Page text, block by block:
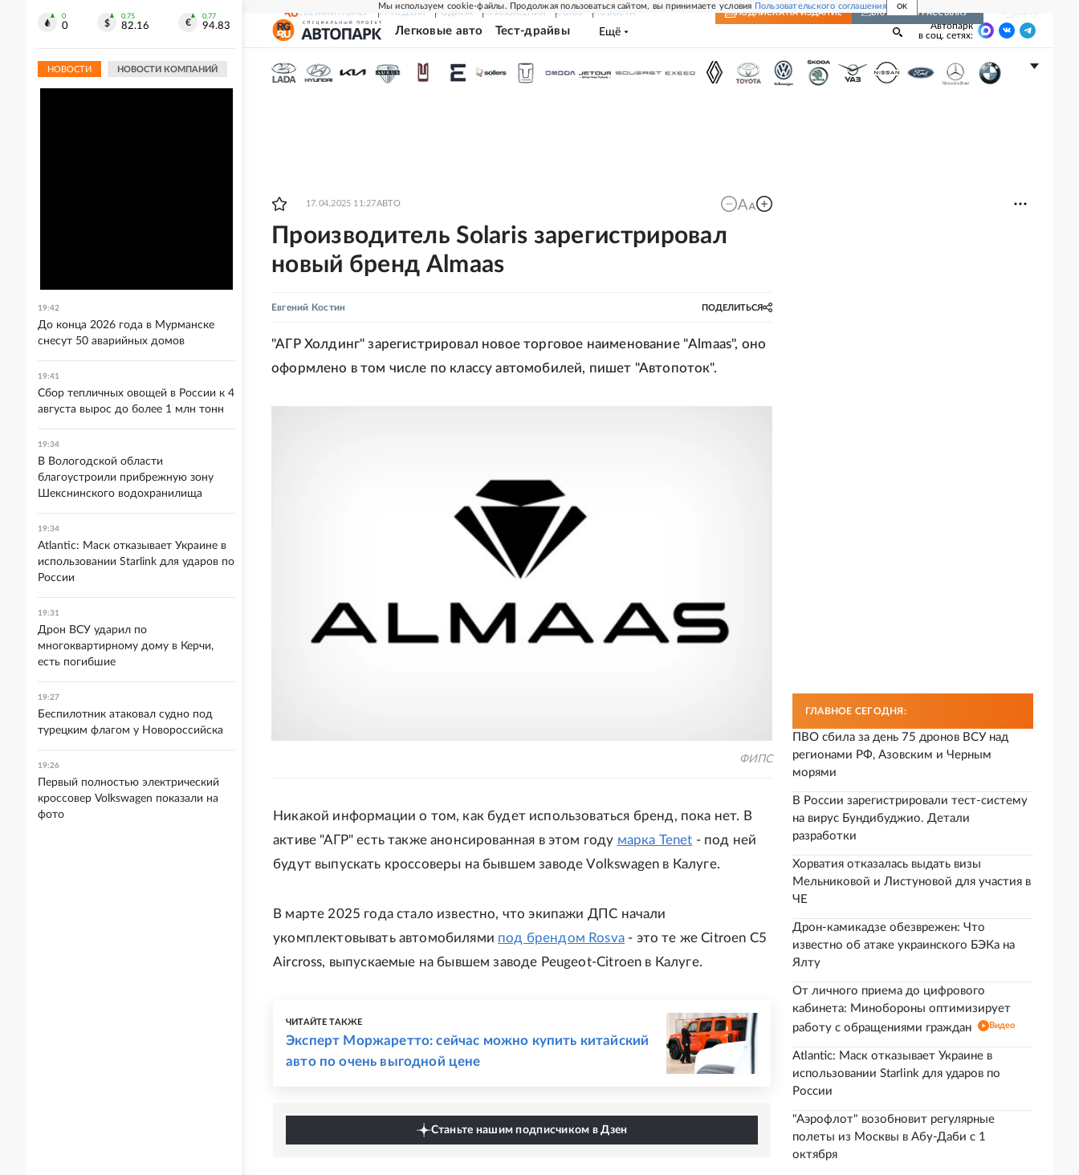
Мы используем cookie-файлы. Продолжая пользоваться сайтом, вы принимаете условия Пользовательского соглашения OK
СВЕЖИЙ НОМЕР РГ-НЕДЕЛЯ РОДИНА ПРИЛОЖЕНИЯ СОЮЗ НОВОСТИ ПОДПИСКА НА ИЗДАНИЕ ВКЛЮЧИТЬ РАССЫЛКУ
Легковые авто Тест-драйвы Ещё
Автопарк
в соц. сетях:
17.04.2025 11:27АВТО
Производитель Solaris зарегистрировал
новый бренд Almaas
Евгений Костин ПОДЕЛИТЬСЯ
"АГР Холдинг" зарегистрировал новое торговое наименование "Almaas", оно
оформлено в том числе по классу автомобилей, пишет "Автопоток".
ФИПС
Никакой информации о том, как будет использоваться бренд, пока нет. В
активе "АГР" есть также анонсированная в этом году марка Tenet - под ней
будут выпускать кроссоверы на бывшем заводе Volkswagen в Калуге.
В марте 2025 года стало известно, что экипажи ДПС начали
укомплектовывать автомобилями под брендом Rosva - это те же Citroen C5
Aircross, выпускаемые на бывшем заводе Peugeot-Citroen в Калуге.
ЧИТАЙТЕ ТАКЖЕ
Эксперт Моржаретто: сейчас можно купить китайский
авто по очень выгодной цене
Станьте нашим подписчиком в Дзен
ГЛАВНОЕ СЕГОДНЯ:
ПВО сбила за день 75 дронов ВСУ над
регионами РФ, Азовским и Черным
морями
В России зарегистрировали тест-систему
на вирус Бундибуджио. Детали
разработки
Хорватия отказалась выдать визы
Мельниковой и Листуновой для участия в
ЧЕ
Дрон-камикадзе обезврежен: Что
известно об атаке украинского БЭКа на
Ялту
От личного приема до цифрового
кабинета: Минобороны оптимизирует
работу с обращениями граждан
Видео
Atlantic: Маск отказывает Украине в
использовании Starlink для ударов по
России
"Аэрофлот" возобновит регулярные
полеты из Москвы в Абу-Даби с 1
октября
0
0
0.75
82.16
0.77
94.83
НОВОСТИ НОВОСТИ КОМПАНИЙ
19:42
До конца 2026 года в Мурманске
снесут 50 аварийных домов
19:41
Сбор тепличных овощей в России к 4
августа вырос до более 1 млн тонн
19:34
В Вологодской области
благоустроили прибрежную зону
Шекснинского водохранилища
19:34
Atlantic: Маск отказывает Украине в
использовании Starlink для ударов по
России
19:31
Дрон ВСУ ударил по
многоквартирному дому в Керчи,
есть погибшие
19:27
Беспилотник атаковал судно под
турецким флагом у Новороссийска
19:26
Первый полностью электрический
кроссовер Volkswagen показали на
фото